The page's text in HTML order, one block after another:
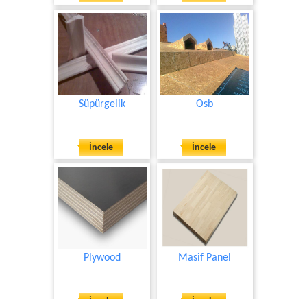
Süpürgelik
İncele
Osb
İncele
Plywood Masif Panel